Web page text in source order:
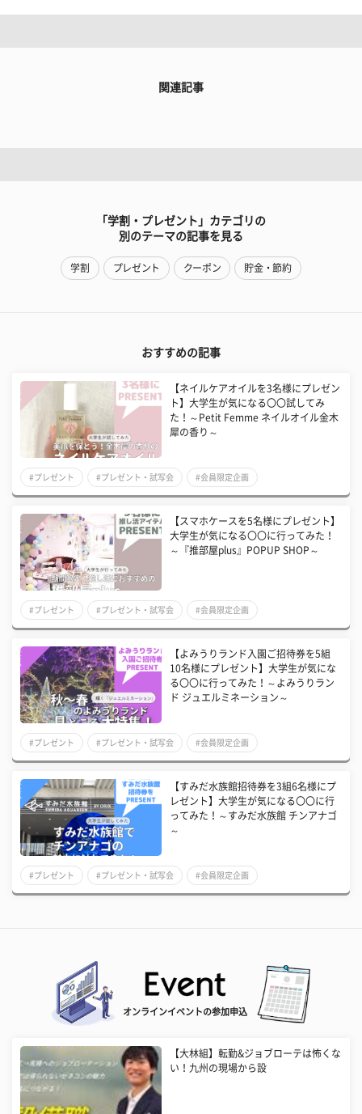
関連記事
「学割・プレゼント」カテゴリの
別のテーマの記事を見る
学割 プレゼント クーポン 貯金・節約
おすすめの記事
【ネイルケアオイルを3名様にプレゼン
ト】大学生が気になる〇〇試してみ
た！～Petit Femme ネイルオイル金木
犀の香り～
#プレゼント #プレゼント・試写会 #会員限定企画
【スマホケースを5名様にプレゼント】
大学生が気になる〇〇に行ってみた！
～『推部屋plus』POPUP SHOP～
#プレゼント #プレゼント・試写会 #会員限定企画
【よみうりランド入園ご招待券を5組
10名様にプレゼント】大学生が気にな
る〇〇に行ってみた！～よみうりラン
ド ジュエルミネーション～
#プレゼント #プレゼント・試写会 #会員限定企画
【すみだ水族館招待券を3組6名様にプ
レゼント】大学生が気になる〇〇に行
ってみた！～すみだ水族館 チンアナゴ
～
#プレゼント #プレゼント・試写会 #会員限定企画
オンラインイベントの参加申込
【大林組】転勤&ジョブローテは怖くな
い！九州の現場から設